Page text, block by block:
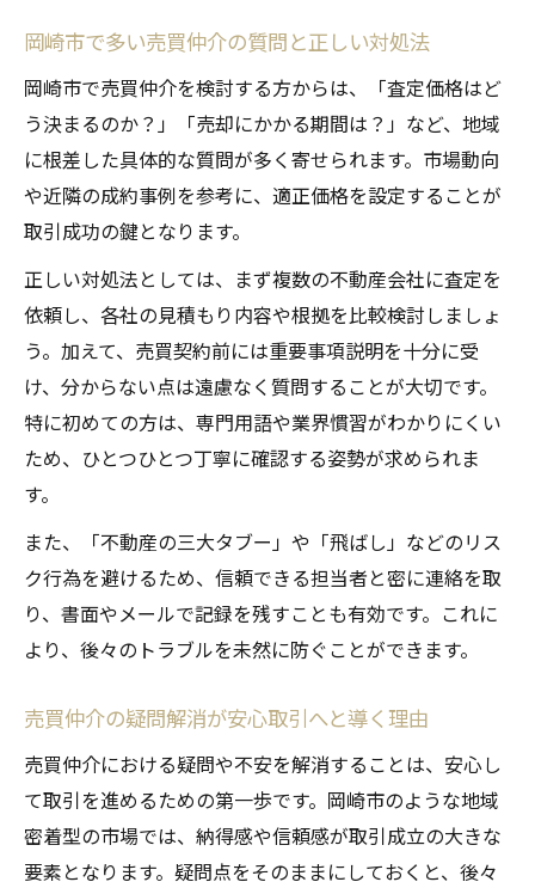
岡崎市で多い売買仲介の質問と正しい対処法
岡崎市で売買仲介を検討する方からは、「査定価格はど
う決まるのか？」「売却にかかる期間は？」など、地域
に根差した具体的な質問が多く寄せられます。市場動向
や近隣の成約事例を参考に、適正価格を設定することが
取引成功の鍵となります。
正しい対処法としては、まず複数の不動産会社に査定を
依頼し、各社の見積もり内容や根拠を比較検討しましょ
う。加えて、売買契約前には重要事項説明を十分に受
け、分からない点は遠慮なく質問することが大切です。
特に初めての方は、専門用語や業界慣習がわかりにくい
ため、ひとつひとつ丁寧に確認する姿勢が求められま
す。
また、「不動産の三大タブー」や「飛ばし」などのリス
ク行為を避けるため、信頼できる担当者と密に連絡を取
り、書面やメールで記録を残すことも有効です。これに
より、後々のトラブルを未然に防ぐことができます。
売買仲介の疑問解消が安心取引へと導く理由
売買仲介における疑問や不安を解消することは、安心し
て取引を進めるための第一歩です。岡崎市のような地域
密着型の市場では、納得感や信頼感が取引成立の大きな
要素となります。疑問点をそのままにしておくと、後々